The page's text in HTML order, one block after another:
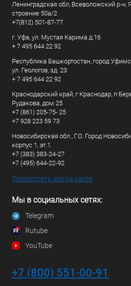
Ленинградская обл, Всеволожский р-н,
строение 50а/2
+7(812) 501-87-77
г. Уфа, ул. Мустая Карима д.16
+ 7 495 644 22 92
Республика Башкортостан, город
ул. Геологов, зд. 23
+ 7 495 644 22 92
Краснодарский край, г Краснодар, п
Рудакова, дом 25
+7 (861) 205-75- 25
+7 928 223 59 73
Новосибирская обл., Г.О. Город
корпус 1, эт.1.
+7 (383) 383-24-27
+7 (495) 644-22-92
Посмотреть все на карте
Мы в социальных сетях:
Telegram
Rutube
YouTube
+7 (800) 551-00-91